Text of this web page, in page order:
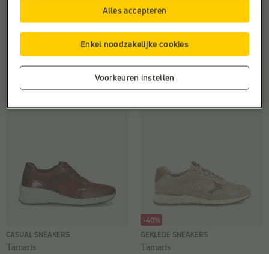
€
110,00
€
60,50
Geschikt voor steunzolen:Ja
Kleur:Beige
Type2:Sneakers
€ 120,00
Geschikt voor steunzolen:
Kleur:Bordeaux
Materiaal:Stof
CASUAL SNEAKERS
Tamaris
-40%
GEKLEDE SNEAKERS
Tamaris
Voorkeuren instellen
Enkel noodzakelijke cookies
Alles accepteren